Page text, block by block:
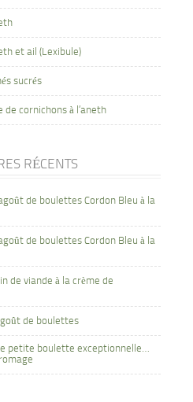
et ail (Lexibule)
sucrés
de cornichons à l’aneth
RÉCENTS
de boulettes Cordon Bleu à la
de boulettes Cordon Bleu à la
de viande à la crème de
de boulettes
petite boulette exceptionnelle…